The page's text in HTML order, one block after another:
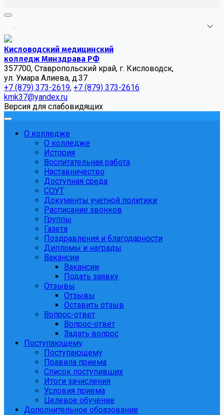
...
Кисловодский медицинский
колледж Минздрава РФ
357700, Ставропольский край, г. Кисловодск,
ул. Умара Алиева, д.37
+7 (879) 373-2619, +7 (879) 373-2616
kmk37@yandex.ru
Версия для слабовидящих
О колледже
О колледже
История
Воспитательная работа
Наставничество
Доступная среда
СОУТ
Документы учетной политики
Расписание звонков
Группы
Газета
Поздравления и благодарности
Дипломы и награды
Вакансии
Вакансии
Подать заявку
Отзывы
Отзывы
Оставить отзыв
Вопрос-ответ
Вопрос-ответ
Задать вопрос
Поступающему
Поступающему
Правила приема
Список поступивших
Итоги зачисления
Условия приема
Целевое обучение
Дополнительное образование